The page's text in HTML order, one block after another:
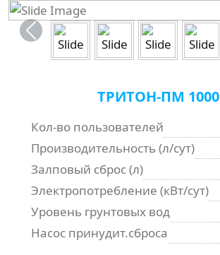
ТРИТОН-ПМ 1000
Кол-во пользователей
Производительность (л/сут)
Залповый сброс (л)
Электропотребление (кВт/сут)
Уровень грунтовых вод
Насос принудит.сброса